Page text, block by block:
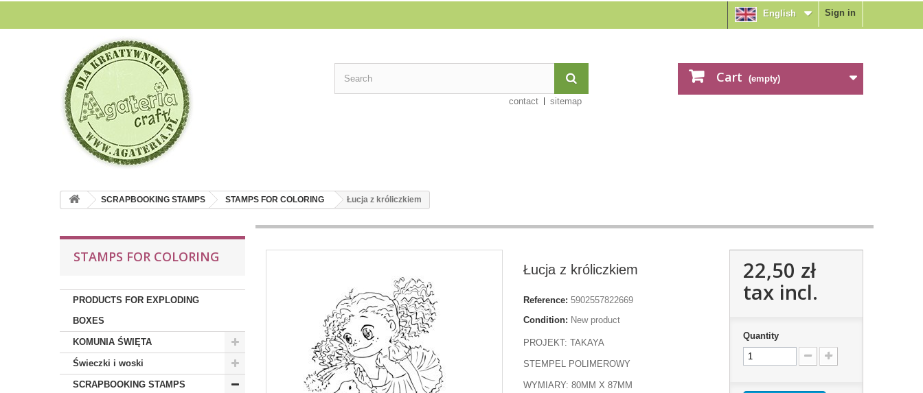
Sign in
English
Cart (empty)
contact sitemap
SCRAPBOOKING STAMPS STAMPS FOR COLORING Łucja z króliczkiem
STAMPS FOR COLORING
PRODUCTS FOR EXPLODING
BOXES
KOMUNIA ŚWIĘTA
Świeczki i woski
SCRAPBOOKING STAMPS
Łucja z króliczkiem
Reference: 5902557822669
Condition: New product
PROJEKT: TAKAYA
STEMPEL POLIMEROWY
WYMIARY: 80MM X 87MM
22,50 zł
tax incl.
Quantity